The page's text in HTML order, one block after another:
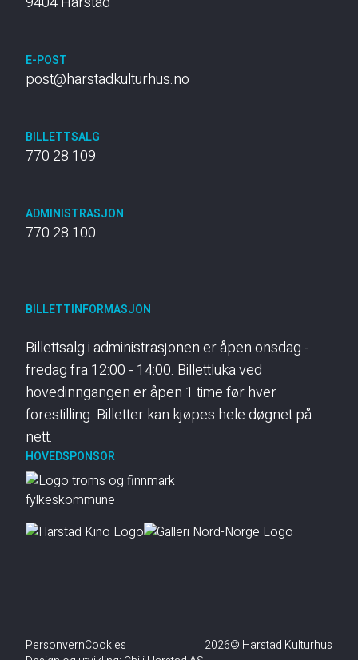
E-POST
post@harstadkulturhus.no
BILLETTSALG
770 28 109
ADMINISTRASJON
770 28 100
BILLETTINFORMASJON
Billettsalg i administrasjonen er åpen onsdag -
fredag fra 12:00 - 14:00. Billettluka ved
hovedinngangen er åpen 1 time før hver
forestilling. Billetter kan kjøpes hele døgnet på
nett.
HOVEDSPONSOR
PersonvernCookies
2026© Harstad Kulturhus